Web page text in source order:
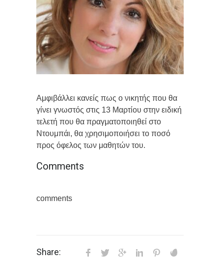
Αμφιβάλλει κανείς πως ο νικητής που θα
γίνει γνωστός στις 13 Μαρτίου στην ειδική
τελετή που θα πραγματοποιηθεί στο
Ντουμπάι, θα χρησιμοποιήσει το ποσό
προς όφελος των μαθητών του.
Comments
comments
Share: